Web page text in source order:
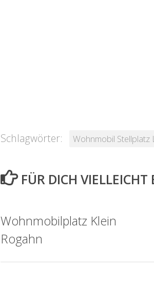
Schlagwörter: Wohnmobil Stellplatz
FÜR DICH
Wohnmobilplatz Klein
Rogahn